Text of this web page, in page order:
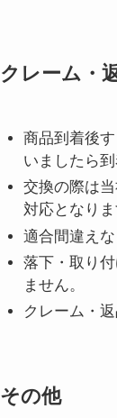
クレーム・
商品到着後
いましたら
交換の際は
対応となり
適合間違え
落下・取り
ません。
クレーム・
その他